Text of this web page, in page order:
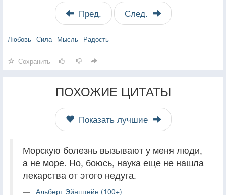
Пред. След.
Любовь Сила Мысль Радость
Сохранить
ПОХОЖИЕ ЦИТАТЫ
Показать лучшие
Морскую болезнь вызывают у меня люди,
а не море. Но, боюсь, наука еще не нашла
лекарства от этого недуга.
Альберт Эйнштейн (100+)